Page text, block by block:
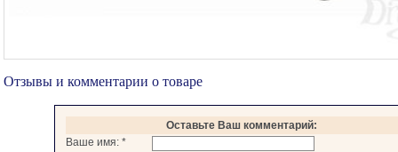
Отзывы и комментарии о товаре
Оставьте Ваш комментарий:
Ваше имя: *